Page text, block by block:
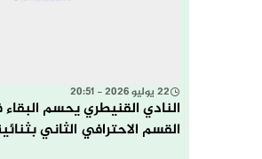
22 يوليو 2026 - 20:51
النادي القنيطري يحسم
القسم الاحترافي الثاني